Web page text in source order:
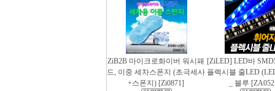
ZiB2B 마이크로화이버 워시패
드, 이중 세차스폰지 (초극세사
+스폰지) [Zi0871]
[ZiLED] LED바
플렉시블 줄LED
_ 블루